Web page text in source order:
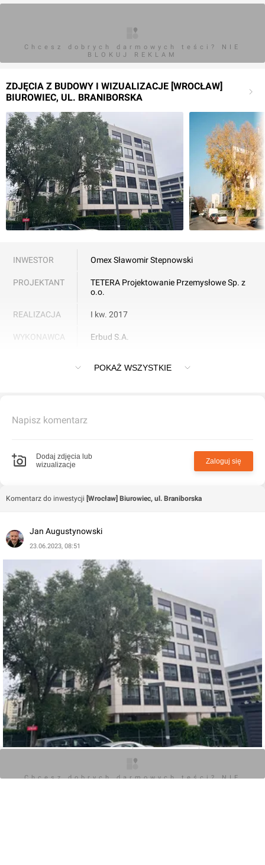
Chcesz dobrych darmowych teści? NIE
BLOKUJ REKLAM
ZDJĘCIA Z BUDOWY I WIZUALIZACJE [WROCŁAW]
BIUROWIEC, UL. BRANIBORSKA
INWESTOR Omex Sławomir Stepnowski
PROJEKTANT
TETERA Projektowanie Przemysłowe Sp. z
o.o.
REALIZACJA I kw. 2017
WYKONAWCA Erbud S.A.
Biurowiec w centrum Wrocławia, przy ulicy Braniborskiej
POKAŻ WSZYSTKIE
Napisz komentarz
Dodaj zdjęcia lub
wizualizacje
Zaloguj się
Komentarz do inwestycji [Wrocław] Biurowiec, ul. Braniborska
Jan Augustynowski
23.06.2023, 08:51
0
Chcesz dobrych darmowych teści? NIE